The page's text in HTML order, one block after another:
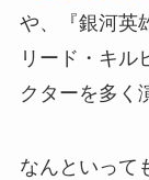
や、『銀河英
リード・キル
クターを多く
なんといって